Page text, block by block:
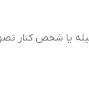
یا شخص کنار